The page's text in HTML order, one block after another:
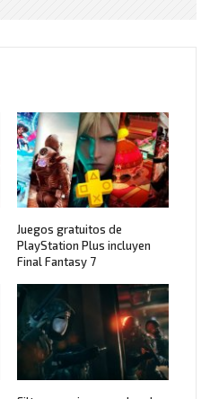
Juegos gratuitos de
PlayStation Plus incluyen
Final Fantasy 7